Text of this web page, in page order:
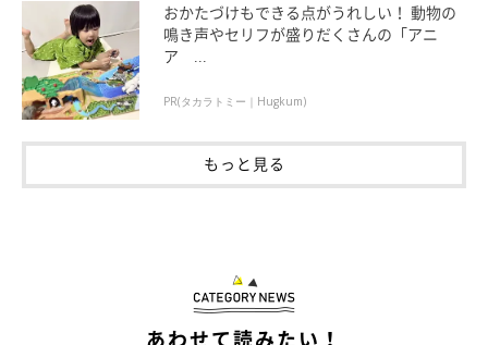
おかたづけもできる点がうれしい！ 動物の
鳴き声やセリフが盛りだくさんの「アニ
ア ...
PR(タカラトミー｜Hugkum)
もっと見る
あわせて読みたい！